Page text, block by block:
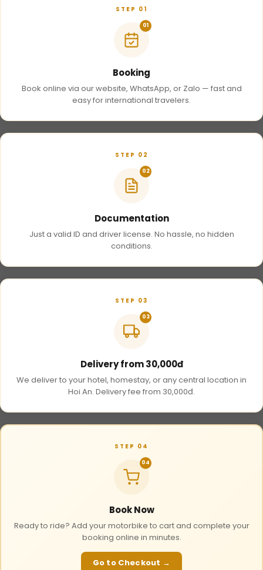
STEP 01
01
Booking
Book online via our website, WhatsApp, or Zalo — fast and
easy for international travelers.
STEP 02
02
Documentation
Just a valid ID and driver license. No hassle, no hidden
conditions.
STEP 03
03
Delivery from 30,000đ
We deliver to your hotel, homestay, or any central location in
Hoi An. Delivery fee from 30,000đ.
STEP 04
04
Book Now
Ready to ride? Add your motorbike to cart and complete your
booking online in minutes.
Go to Checkout →